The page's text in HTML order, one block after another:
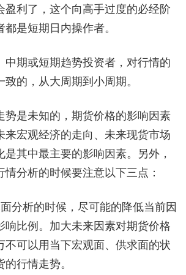
盈利了，这个向高手过度的必经阶
是短期日内操作者。
期或短期趋势投资者，对行情的
的，从大周期到小周期。
是未知的，期货价格的影响因素
来宏观经济的走向、未来现货市场
是其中最主要的影响因素。另外，
分析的时候要注意以下三点：
析的时候，尽可能的降低当前因
响比例。加大未来因素对期货价格
不可以用当下宏观面、供求面的状
行情走势。